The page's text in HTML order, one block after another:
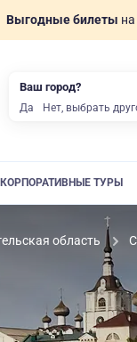
Выгодные билеты
КОРПОРАТИВНЫЕ ТУРЫ
область
Ваш город?
Да Нет, выбрать